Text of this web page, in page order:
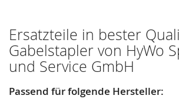
Ersatzteile in bester
Gabelstapler von HyWo
und Service GmbH
Passend für folgende Hersteller: